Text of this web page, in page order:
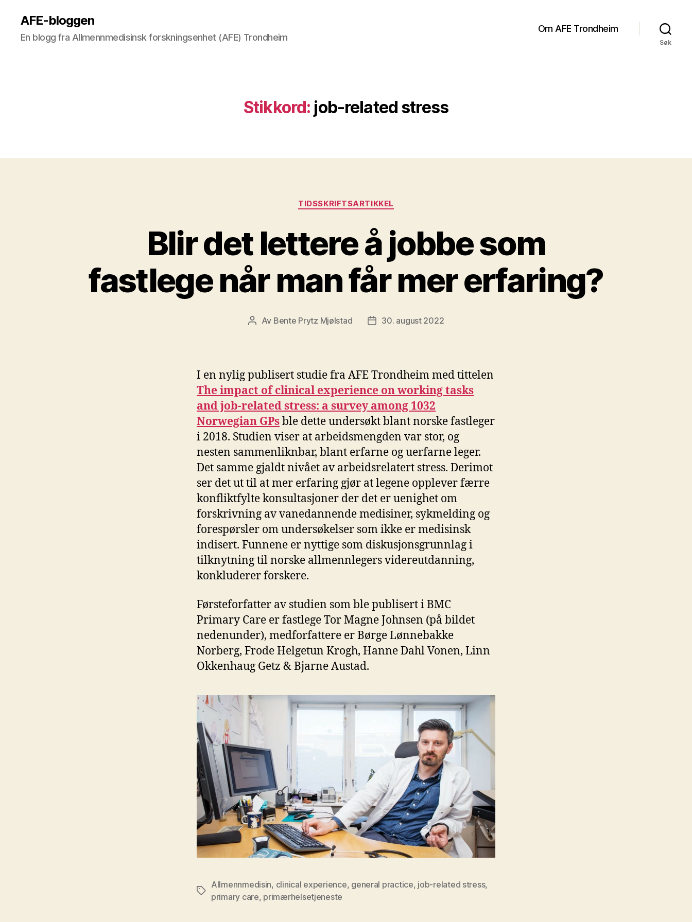
AFE-bloggen
En blogg fra Allmennmedisinsk forskningsenhet (AFE) Trondheim
Om AFE Trondheim
Søk
Stikkord: job-related stress
Kategorier
TIDSSKRIFTSARTIKKEL
Blir det lettere å jobbe som
fastlege når man får mer erfaring?
Innleggsforfatter
Av Bente Prytz Mjølstad Publiseringsdato
30. august 2022
I en nylig publisert studie fra AFE Trondheim med tittelen
The impact of clinical experience on working tasks
and job-related stress: a survey among 1032
Norwegian GPsble dette undersøkt blant norske fastleger
i 2018. Studien viser at arbeidsmengden var stor, og
nesten sammenliknbar, blant erfarne og uerfarne leger.
Det samme gjaldt nivået av arbeidsrelatert stress. Derimot
ser det ut til at mer erfaring gjør at legene opplever færre
konfliktfylte konsultasjoner der det er uenighet om
forskrivning av vanedannende medisiner, sykmelding og
forespørsler om undersøkelser som ikke er medisinsk
indisert. Funnene er nyttige som diskusjonsgrunnlag i
tilknytning til norske allmennlegers videreutdanning,
konkluderer forskere.
Førsteforfatter av studien som ble publisert i BMC
Primary Care er fastlege Tor Magne Johnsen (på bildet
nedenunder), medforfattere er Børge Lønnebakke
Norberg, Frode Helgetun Krogh, Hanne Dahl Vonen, Linn
Okkenhaug Getz & Bjarne Austad.
Stikkord
Allmennmedisin, clinical experience, general practice, job-related stress,
primary care, primærhelsetjeneste